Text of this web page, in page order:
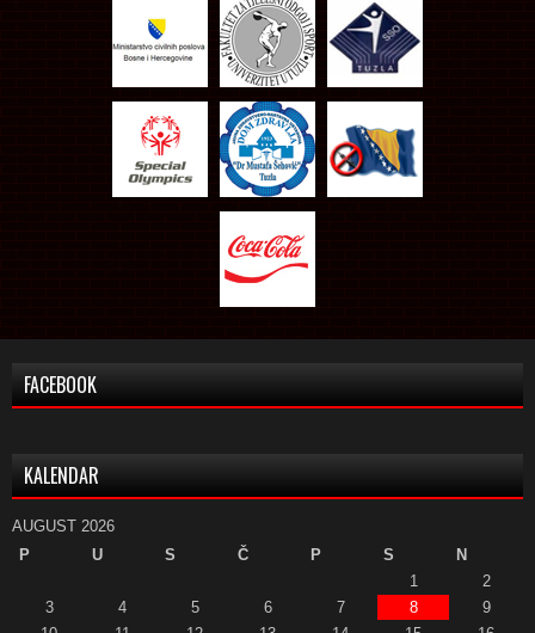
FACEBOOK
KALENDAR
AUGUST 2026
P
U S Č P S
N
1
2
3
4 5 6 7 8
9